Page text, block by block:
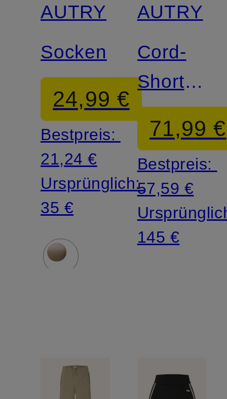
AUTRY
Socken
24,99 €
Bestpreis:
21,24 €
Ursprünglich:
35 €
AUTRY
Cord-
Shorts
MAIN
71,99 €
Bestpreis:
57,59 €
145 €